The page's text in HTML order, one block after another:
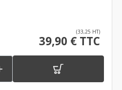
(33,25 HT)
39,90 € TTC